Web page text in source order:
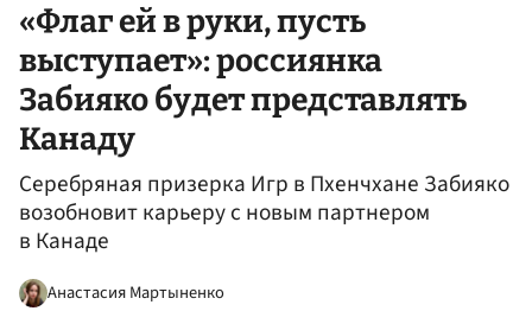
«Флаг ей в руки, пусть
выступает»: россиянка
Забияко будет представлять
Канаду
Серебряная призерка Игр в Пхенчхане Забияко
возобновит карьеру с новым партнером
в Канаде
Анастасия Мартыненко